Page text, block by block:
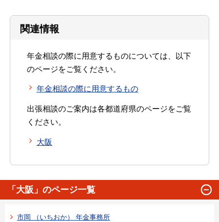
関連情報
年金相談の際に用意するものについては、以下
のページをご覧ください。
年金相談の際に用意するもの
出張相談のご案内は各都道府県のページをご覧
ください。
大阪
「大阪」のページ一覧
市岡 （いちおか） 年金事務所